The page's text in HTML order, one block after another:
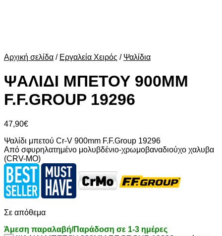
Αρχική σελίδα / Εργαλεία Χειρός / Ψαλίδια
ΨΑΛΙΔΙ ΜΠΕΤΟΥ 900ΜΜ
F.F.GROUP 19296
47,90€
Ψαλίδι μπετού Cr-V 900mm F.F.Group 19296
Από σφυρηλατημένο μολυβδένιο-χρωμοβαναδιούχο χαλυβα
(CRV-MO)
Σε απόθεμα
Άμεση παραλαβή/Παράδοση σε 1-3 ημέρες